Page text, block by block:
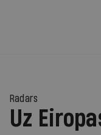
Radars
Uz